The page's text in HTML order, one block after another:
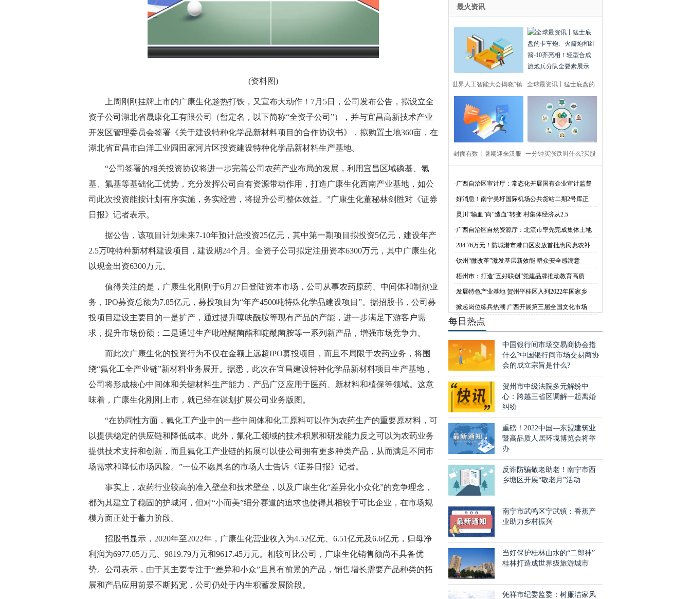
(资料图)
上周刚刚挂牌上市的广康生化趁热打铁，又宣布大动作！7月5日，公司发布公告，拟设立全
资子公司湖北省晟康化工有限公司（暂定名，以下简称“全资子公司”），并与宜昌高新技术产业
开发区管理委员会签署《关于建设特种化学品新材料项目的合作协议书》，拟购置土地360亩，在
湖北省宜昌市白洋工业园田家河片区投资建设特种化学品新材料生产基地。
“公司签署的相关投资协议将进一步完善公司农药产业布局的发展，利用宜昌区域磷基、氯
基、氟基等基础化工优势，充分发挥公司自有资源带动作用，打造广康生化西南产业基地，如公
司此次投资能按计划有序实施，务实经营，将提升公司整体效益。”广康生化董秘林剑胜对《证券
日报》记者表示。
据公告，该项目计划未来7-10年预计总投资25亿元，其中第一期项目拟投资5亿元，建设年产
2.5万吨特种新材料建设项目，建设期24个月。全资子公司拟定注册资本6300万元，其中广康生化
以现金出资6300万元。
值得关注的是，广康生化刚刚于6月27日登陆资本市场，公司从事农药原药、中间体和制剂业
务，IPO募资总额为7.85亿元，募投项目为“年产4500吨特殊化学品建设项目”。据招股书，公司募
投项目建设主要目的一是扩产，通过提升噻呋酰胺等现有产品的产能，进一步满足下游客户需
求，提升市场份额；二是通过生产吡唑醚菌酯和啶酰菌胺等一系列新产品，增强市场竞争力。
而此次广康生化的投资行为不仅在金额上远超IPO募投项目，而且不局限于农药业务，将围
绕“氟化工全产业链”新材料业务展开。据悉，此次在宜昌建设特种化学品新材料项目生产基地，
公司将形成核心中间体和关键材料生产能力，产品广泛应用于医药、新材料和植保等领域。这意
味着，广康生化刚刚上市，就已经在谋划扩展公司业务版图。
“在协同性方面，氟化工产业中的一些中间体和化工原料可以作为农药生产的重要原材料，可
以提供稳定的供应链和降低成本。此外，氟化工领域的技术积累和研发能力反之可以为农药业务
提供技术支持和创新，而且氟化工产业链的拓展可以使公司拥有更多种类产品，从而满足不同市
场需求和降低市场风险。”一位不愿具名的市场人士告诉《证券日报》记者。
事实上，农药行业较高的准入壁垒和技术壁垒，以及广康生化“差异化小众化”的竞争理念，
都为其建立了稳固的护城河，但对“小而美”细分赛道的追求也使得其相较于可比企业，在市场规
模方面正处于蓄力阶段。
招股书显示，2020年至2022年，广康生化营业收入为4.52亿元、6.51亿元及6.6亿元，归母净
利润为6977.05万元、9819.79万元和9617.45万元。相较可比公司，广康生化销售额尚不具备优
势。公司表示，由于其主要专注于“差异和小众”且具有前景的产品，销售增长需要产品种类的拓
展和产品应用前景不断拓宽，公司仍处于内生积蓄发展阶段。
最火资讯
世界人工智能大会揭晓“镇
馆之宝”：蚂蚁
全球最资讯丨猛士底盘的
卡车炮、火箭炮和
封面有数丨暑期迎来汉服 一分钟买涨跌叫什么?买股
·广西自治区审计厅：常态化开展国有企业审计监督
·好消息！南宁吴圩国际机场公共货站二期2号库正
·灵川“输血”向“造血”转变 村集体经济从2.5
·广西自治区自然资源厅：北流市率先完成集体土地
·284.76万元！防城港市港口区发放首批惠民惠农补
·钦州“微改革”激发基层新效能 群众安全感满意
·梧州市：打造“五好联创”党建品牌推动教育高质
·发展特色产业基地 贺州平桂区入列2022年国家乡
·掀起岗位练兵热潮 广西开展第三届全国文化市场
每日热点
中国银行间市场交易商协会指
什么?中国银行间市场交易商协
会的成立宗旨是什么?
贺州市中级法院多元解纷中
心：跨越三省区调解一起离婚
纠纷
重磅！2022中国—东盟建筑业
暨高品质人居环境博览会将举
办
反诈防骗敬老助老！南宁市西
乡塘区开展“敬老月”活动
南宁市武鸣区宁武镇：香蕉产
业助力乡村振兴
当好保护桂林山水的“二郎神”
桂林打造成世界级旅游城市
凭祥市纪委监委：树廉洁家风